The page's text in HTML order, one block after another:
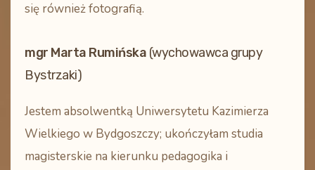
się również fotografią.
mgr Marta Rumińska (wychowawca grupy
Bystrzaki)
Jestem absolwentką Uniwersytetu Kazimierza
Wielkiego w Bydgoszczy; ukończyłam studia
magisterskie na kierunku pedagogika i